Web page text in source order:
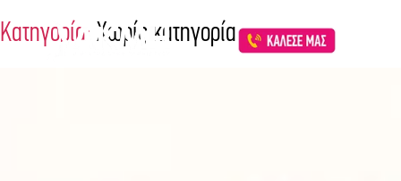
Κατηγορία: Χωρίς κατηγορία